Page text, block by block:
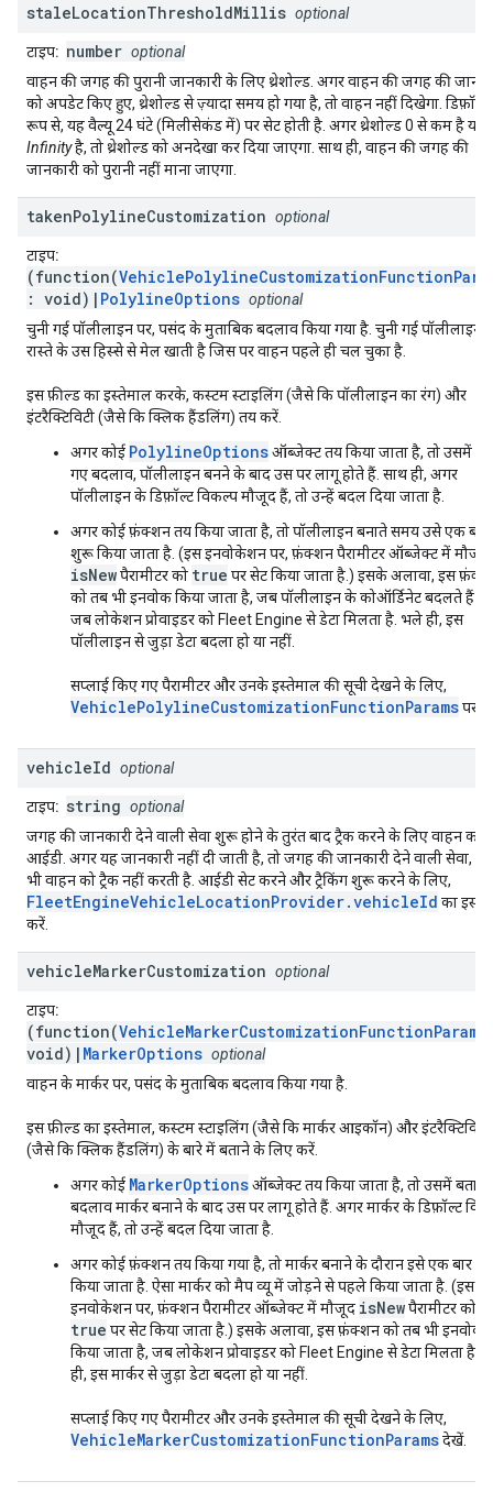
staleLocationThresholdMillis optional
टाइप: number optional
वाहन की जगह की पुरानी जानकारी के लिए थ्रेशोल्ड. अगर वाहन की जगह की
को अपडेट किए हुए, थ्रेशोल्ड से ज़्यादा समय हो गया है, तो वाहन नहीं दिखेगा. डिफ़ॉल्ट
रूप से, यह वैल्यू 24 घंटे (मिलीसेकंड में) पर सेट होती है. अगर थ्रेशोल्ड 0 से कम है या
Infinityहै, तो थ्रेशोल्ड को अनदेखा कर दिया जाएगा. साथ ही, वाहन की जगह की
जानकारी को पुरानी नहीं माना जाएगा.
takenPolylineCustomization optional
टाइप:
(function(
: void)| PolylineOptions optional
चुनी गई पॉलीलाइन पर, पसंद के मुताबिक बदलाव किया गया है. चुनी गई पॉलीलाइन,
रास्ते के उस हिस्से से मेल खाती है जिस पर वाहन पहले ही चल चुका है.
इस फ़ील्ड का इस्तेमाल करके, कस्टम स्टाइलिंग (जैसे कि पॉलीलाइन का रंग) और
इंटरैक्टिविटी (जैसे कि क्लिक हैंडलिंग) तय करें.
अगर कोई PolylineOptionsऑब्जेक्ट तय किया जाता है, तो उसमें
गए बदलाव, पॉलीलाइन बनने के बाद उस पर लागू होते हैं. साथ ही, अगर
पॉलीलाइन के डिफ़ॉल्ट विकल्प मौजूद हैं, तो उन्हें बदल दिया जाता है.
अगर कोई फ़ंक्शन तय किया जाता है, तो पॉलीलाइन बनाते समय उसे एक बार
शुरू किया जाता है. (इस इनवोकेशन पर, फ़ंक्शन पैरामीटर ऑब्जेक्ट में मौजूद
isNewपैरामीटर को true पर सेट किया जाता है.) इसके अलावा, इस
को तब भी इनवोक किया जाता है, जब पॉलीलाइन के कोऑर्डिनेट बदलते हैं या
जब लोकेशन प्रोवाइडर को Fleet Engine से डेटा मिलता है. भले ही, इस
पॉलीलाइन से जुड़ा डेटा बदला हो या नहीं.
सप्लाई किए गए पैरामीटर और उनके इस्तेमाल की सूची देखने के लिए,
VehiclePolylineCustomizationFunctionParamsपर
vehicleId optional
टाइप: string optional
जगह की जानकारी देने वाली सेवा शुरू होने के तुरंत बाद ट्रैक करने के लिए वाहन का
आईडी. अगर यह जानकारी नहीं दी जाती है, तो जगह की जानकारी देने वाली सेवा,
भी वाहन को ट्रैक नहीं करती है. आईडी सेट करने और ट्रैकिंग शुरू करने के लिए,
FleetEngineVehicleLocationProvider.vehicleId का
करें.
vehicleMarkerCustomization optional
टाइप:
(function(VehicleMarkerCustomizationFunctionParams
void)| MarkerOptions optional
वाहन के मार्कर पर, पसंद के मुताबिक बदलाव किया गया है.
इस फ़ील्ड का इस्तेमाल, कस्टम स्टाइलिंग (जैसे कि मार्कर आइकॉन) और इंटरैक्टिविटी
(जैसे कि क्लिक हैंडलिंग) के बारे में बताने के लिए करें.
अगर कोई MarkerOptionsऑब्जेक्ट तय किया जाता है, तो उसमें बताए
बदलाव मार्कर बनाने के बाद उस पर लागू होते हैं. अगर मार्कर के डिफ़ॉल्ट
मौजूद हैं, तो उन्हें बदल दिया जाता है.
अगर कोई फ़ंक्शन तय किया गया है, तो मार्कर बनाने के दौरान इसे एक बार
किया जाता है. ऐसा मार्कर को मैप व्यू में जोड़ने से पहले किया जाता है. (इस
इनवोकेशन पर, फ़ंक्शन पैरामीटर ऑब्जेक्ट में मौजूद isNewपैरामीटर को
true पर सेट किया जाता है.) इसके अलावा, इस फ़ंक्शन को तब भी इनवोक
किया जाता है, जब लोकेशन प्रोवाइडर को Fleet Engine से डेटा मिलता है.
ही, इस मार्कर से जुड़ा डेटा बदला हो या नहीं.
सप्लाई किए गए पैरामीटर और उनके इस्तेमाल की सूची देखने के लिए,
VehicleMarkerCustomizationFunctionParamsदेखें.